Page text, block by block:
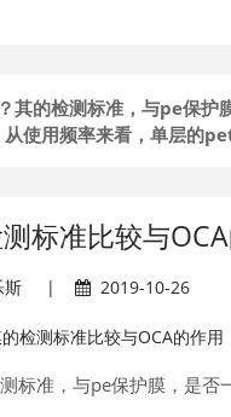
其的检测标准，与pe保
使用频率来看，单层的
标准比较与
斯 | 2019-10-26
标准，与pe保护膜，是否